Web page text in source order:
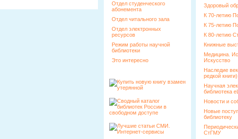
Отдел студенческого
абонемента
Отдел читального зала
Отдел электронных
ресурсов
Режим работы научной
библиотеки
Это интересно
Здоровый
К 70-летию
К 75-летию
К 80-летию
Книжные
Медицина.
Искусство
Наследие
редкой книги)
Научная
библиотека
Новости и
Новые
библиотеку
СтГМУ